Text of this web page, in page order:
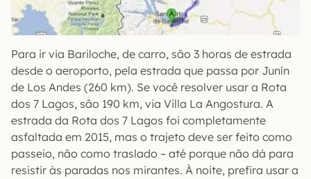
Para ir via Bariloche, de carro, são 3 horas de estrada
desde o aeroporto, pela estrada que passa por Junín
de Los Andes (260 km). Se você resolver usar a Rota
dos 7 Lagos, são 190 km, via Villa La Angostura. A
estrada da Rota dos 7 Lagos foi completamente
asfaltada em 2015, mas o trajeto deve ser feito como
passeio, não como traslado – até porque não dá para
resistir às paradas nos mirantes. À noite, prefira usar a